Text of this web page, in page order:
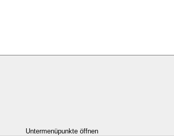
Untermenüpunkte öffnen